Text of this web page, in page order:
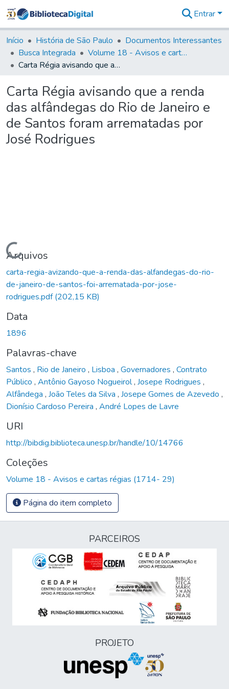
&
Coleções
Tudo na
Biblioteca
Estatísticas
Entrar
Início História de São Paulo
Documentos Interessantes
Busca Integrada
Volume 18 - Avisos e cartas régias (1714- 29)
Carta Régia avisando que a renda das alfândegas do Rio de Janeiro e de Santos foram arrematadas por José Rodrigues
Carta Régia avisando que a renda
das alfândegas do Rio de Janeiro e
de Santos foram arrematadas por
José Rodrigues
Carregando...
Arquivos
carta-regia-avizando-que-a-renda-das-alfandegas-do-rio-
de-janeiro-de-santos-foi-arrematada-por-jose-
rodrigues.pdf(202,15 KB)
Data
1896
Palavras-chave
Santos , Rio de Janeiro , Lisboa , Governadores , Contrato
Público , Antônio Gayoso Nogueirol, Josepe Rodrigues ,
Alfândega , João Teles da Silva , Josepe Gomes de Azevedo ,
Dionísio Cardoso Pereira , André Lopes de Lavre
URI
http://bibdig.biblioteca.unesp.br/handle/10/14766
Coleções
Volume 18 - Avisos e cartas régias (1714- 29)
Página do item completo
PARCEIROS
PROJETO